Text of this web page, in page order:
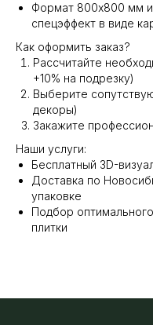
Формат 800х800 мм
спецэффект в виде
Как оформить заказ?
Рассчитайте
+10% на подрезку)
Выберите
декоры)
Закажите
Наши услуги:
Бесплатный 3D-
Доставка по
упаковке
Подбор
плитки